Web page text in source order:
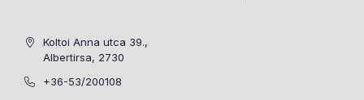
Koltoi Anna utca 39.,
Albertirsa, 2730
+36-53/200108